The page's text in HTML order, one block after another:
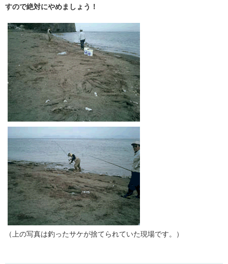
すので絶対にやめましょう！
（上の写真は釣ったサケが捨てられていた現場です。）